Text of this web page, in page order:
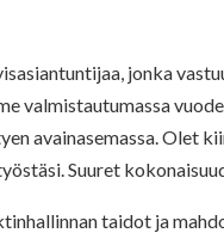
jonka
valmistautumassa
avainasemassa. Olet
Suuret
taidot ja